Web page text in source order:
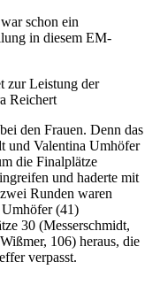
schon ein
in diesem EM-
zur Leistung der
Reichert
den Frauen. Denn das
und Valentina Umhöfer
die Finalplätze
und haderte mit
Runden waren
(41)
30 (Messerschmidt,
106) heraus, die
verpasst.